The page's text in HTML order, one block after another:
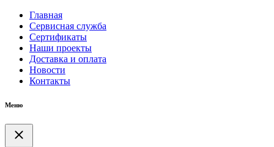
Главная
Сервисная служба
Сертификаты
Наши проекты
Доставка и оплата
Новости
Контакты
Меню